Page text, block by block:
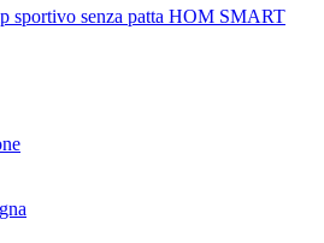
sportivo senza patta HOM SMART